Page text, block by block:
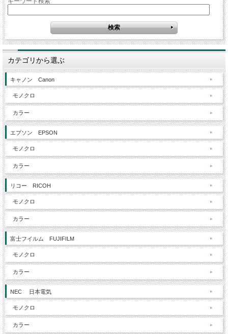
カテゴリから選ぶ
キャノン Canon
モノクロ
カラー
エプソン EPSON
モノクロ
カラー
リコー RICOH
モノクロ
カラー
富士フイルム FUJIFILM
モノクロ
カラー
NEC 日本電気
モノクロ
カラー